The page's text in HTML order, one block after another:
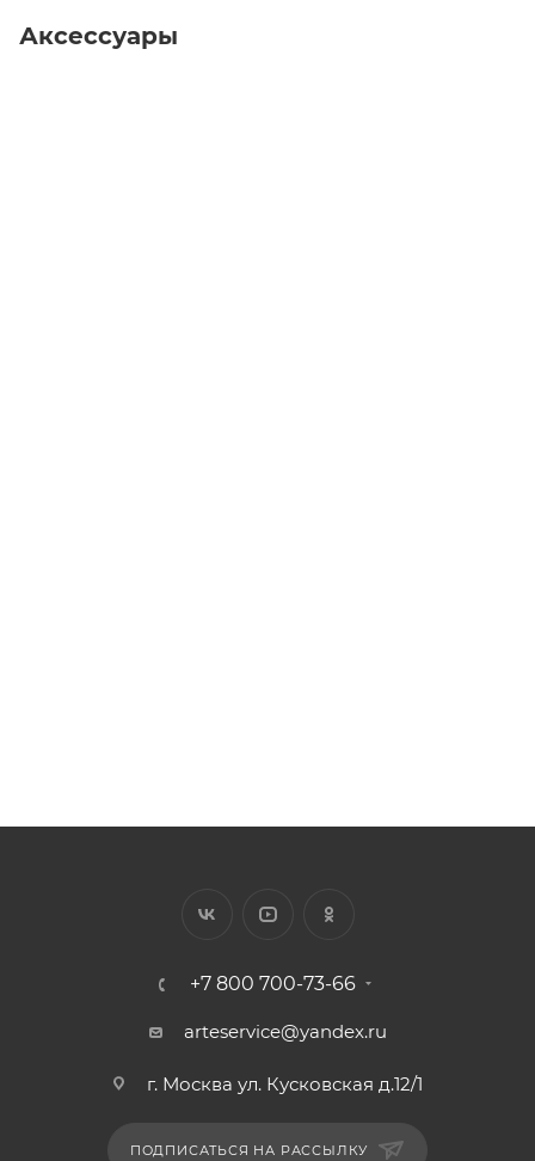
Аксессуары
+7 800 700-73-66
arteservice@yandex.ru
г. Москва ул. Кусковская д.12/1
ПОДПИСАТЬСЯ НА РАССЫЛКУ